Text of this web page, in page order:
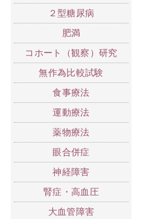
２型糖尿病
肥満
コホート（観察）研究
無作為比較試験
食事療法
運動療法
薬物療法
眼合併症
神経障害
腎症・高血圧
大血管障害